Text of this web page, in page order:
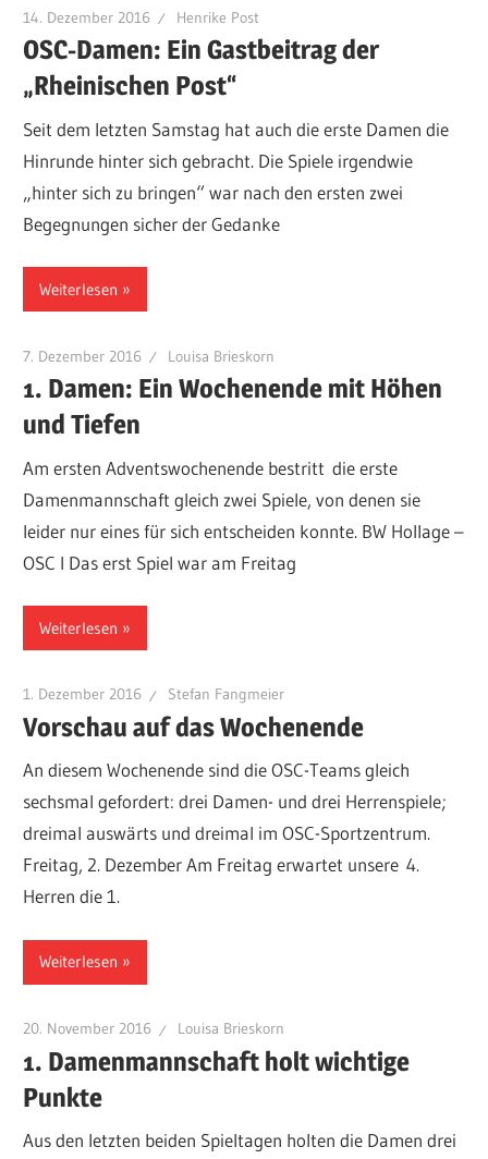
14. Dezember 2016 Henrike Post
OSC-Damen: Ein Gastbeitrag der
„Rheinischen Post“
Seit dem letzten Samstag hat auch die erste Damen die
Hinrunde hinter sich gebracht. Die Spiele irgendwie
„hinter sich zu bringen“ war nach den ersten zwei
Begegnungen sicher der Gedanke
Weiterlesen
7. Dezember 2016 Louisa Brieskorn
1. Damen: Ein Wochenende mit Höhen
und Tiefen
Am ersten Adventswochenende bestritt die erste
Damenmannschaft gleich zwei Spiele, von denen sie
leider nur eines für sich entscheiden konnte. BW Hollage –
OSC I Das erst Spiel war am Freitag
Weiterlesen
1. Dezember 2016 Stefan Fangmeier
Vorschau auf das Wochenende
An diesem Wochenende sind die OSC-Teams gleich
sechsmal gefordert: drei Damen- und drei Herrenspiele;
dreimal auswärts und dreimal im OSC-Sportzentrum.
Freitag, 2. Dezember Am Freitag erwartet unsere 4.
Herren die 1.
Weiterlesen
20. November 2016 Louisa Brieskorn
1. Damenmannschaft holt wichtige
Punkte
Aus den letzten beiden Spieltagen holten die Damen drei